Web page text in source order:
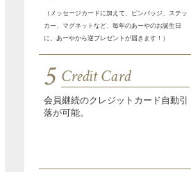
（メッセージカードに加えて、ピンバッジ、ステッ
カー、マグネットなど、毎年のあーやのお誕生日
に、あーやから逆プレゼントが届きます！）
5 Credit Card
会員継続のクレジットカード自動引
落が可能。